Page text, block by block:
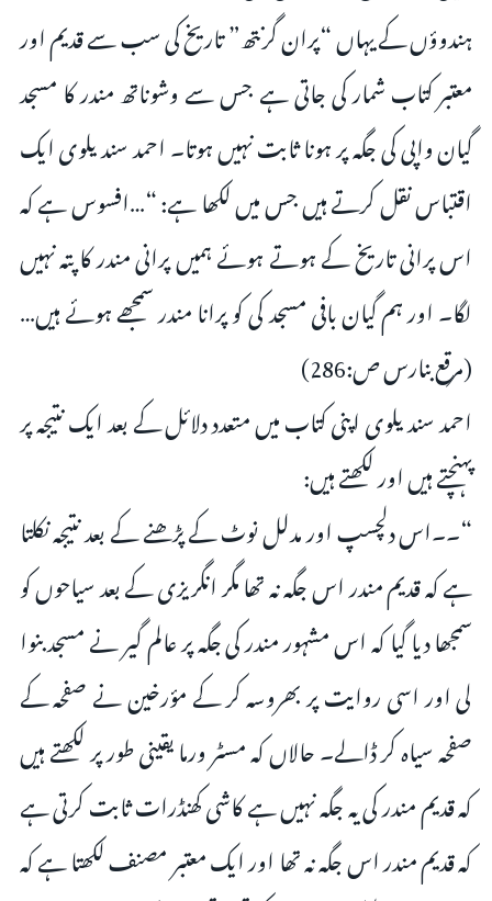
ہندوؤں کے یہاں “پران گرنتھ” تاریخ کی سب سے قدیم اور
معتبر کتاب شمار کی جاتی ہے جس سے وشوناتھ مندر کا مسجد
گیان واپی کی جگہ پر ہونا ثابت نہیں ہوتا۔ احمد سندیلوی ایک
اقتباس نقل کرتے ہیں جس میں لکھا ہے: “…افسوس ہے کہ
اس پرانی تاریخ کے ہوتے ہوئے ہمیں پرانی مندر کا پتہ نہیں
لگا۔ اور ہم گیان بافی مسجد کی کو پرانا مندر سمجھے ہوئے ہیں…
(مرقع بنارس ص:286)
احمد سندیلوی اپنی کتاب میں متعدد دلائل کے بعد ایک نتیجہ پر
پہنچتے ہیں اور لکھتے ہیں:
“۔۔اس دلچسپ اور مدلل نوٹ کے پڑھنے کے بعد نتیجہ نکلتا
ہے کہ قدیم مندر اس جگہ نہ تھا مگر انگریزی کے بعد سیاحوں کو
سمجھا دیا گیا کہ اس مشہور مندر کی جگہ پر عالم گیر نے مسجد بنوا
لی اور اسی روایت پر بھروسہ کر کے مؤرخین نے صفحہ کے
صفحہ سیاہ کر ڈالے۔ حالاں کہ مسٹر ورما یقینی طور پر لکھتے ہیں
کہ قدیم مندر کی یہ جگہ نہیں ہے کاشی کھنڈرات ثابت کرتی ہے
کہ قدیم مندر اس جگہ نہ تھا اور ایک معتبر مصنف لکھتا ہے کہ